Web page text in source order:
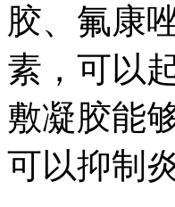
胶、氟康
素，可以
敷凝胶能
可以抑制